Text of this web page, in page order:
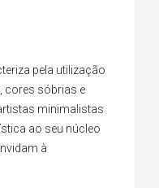
pela utilização
cores sóbrias e
minimalistas
ao seu núcleo
à